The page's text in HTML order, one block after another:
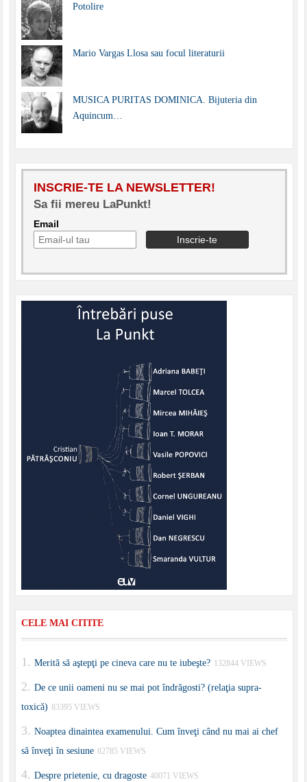
Potolire
Mario Vargas Llosa sau focul literaturii
MUSICA PURITAS DOMINICA. Bijuteria din
Aquincum…
INSCRIE-TE LA NEWSLETTER!
Sa fii mereu LaPunkt!
Email
CELE MAI CITITE
Merită să aştepţi pe cineva care nu te iubeşte? 132844 VIEWS
De ce unii oameni nu se mai pot îndrăgosti? (relaţia supra-
toxică) 83395 VIEWS
Noaptea dinaintea examenului. Cum înveţi când nu mai ai chef
să înveţi în sesiune 82785 VIEWS
Despre prietenie, cu dragoste 40071 VIEWS